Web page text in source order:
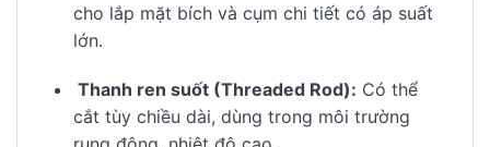
cho lắp mặt bích và cụm chi tiết có áp suất
lớn.
Thanh ren suốt (Threaded Rod): Có thể
cắt tùy chiều dài, dùng trong môi trường